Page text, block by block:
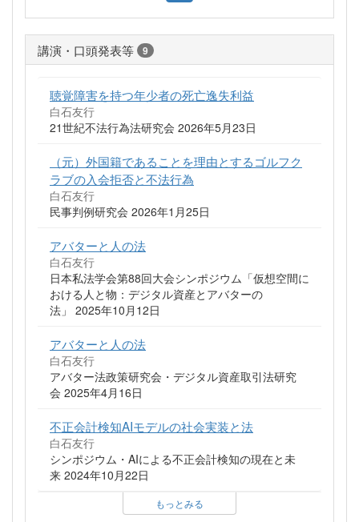
講演・口頭発表等 9
聴覚障害を持つ年少者の死亡逸失利益
白石友行
21世紀不法行為法研究会 2026年5月23日
（元）外国籍であることを理由とするゴルフク
ラブの入会拒否と不法行為
白石友行
民事判例研究会 2026年1月25日
アバターと人の法
白石友行
日本私法学会第88回大会シンポジウム「仮想空間に
おける人と物：デジタル資産とアバターの
法」 2025年10月12日
アバターと人の法
白石友行
アバター法政策研究会・デジタル資産取引法研究
会 2025年4月16日
不正会計検知AIモデルの社会実装と法
白石友行
シンポジウム・AIによる不正会計検知の現在と未
来 2024年10月22日
もっとみる